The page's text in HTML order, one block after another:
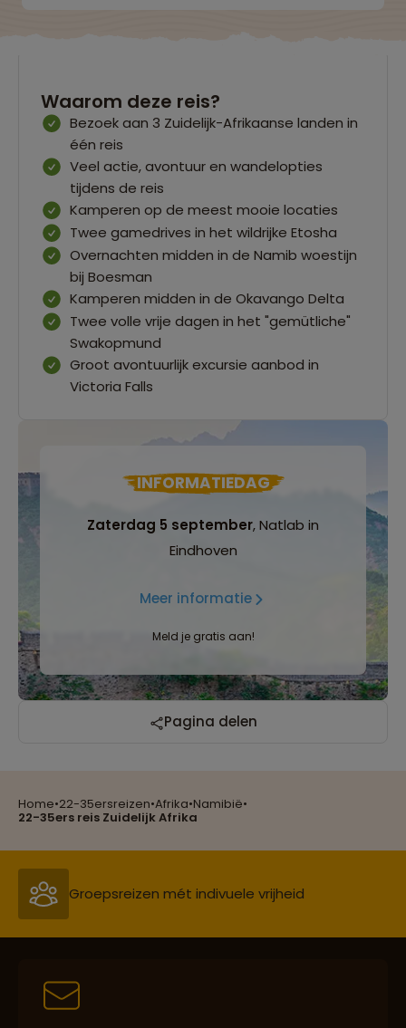
Home•22-35ersreizen•Afrika•Namibië•
22-35ers reis Zuidelijk Afrika
Waarom deze reis?
Bezoek aan 3 Zuidelijk-Afrikaanse landen in
één reis
Veel actie, avontuur en wandelopties
tijdens de reis
Kamperen op de meest mooie locaties
Twee gamedrives in het wildrijke Etosha
Overnachten midden in de Namib woestijn
bij Boesman
Kamperen midden in de Okavango Delta
Twee volle vrije dagen in het "gemütliche"
Swakopmund
Groot avontuurlijk excursie aanbod in
Victoria Falls
INFORMATIEDAG
Zaterdag 5 september, Natlab in
Eindhoven
Meer informatie
Meld je gratis aan!
Pagina delen
Reizen met oog voor mens, cultuur en milieu
Groepsreizen mét indivuele vrijheid
Persoonlijk en deskundig reisadvies
Best beoordeelde reisroutes